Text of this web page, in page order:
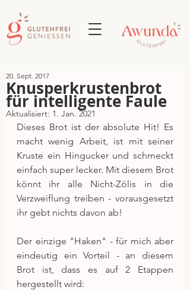
Knusperkrustenbrot
für intelligente Faule
20. Sept. 2017
Aktualisiert: 1. Jan. 2021
Dieses Brot ist der absolute Hit! Es
macht wenig Arbeit, ist mit seiner
Kruste ein Hingucker und schmeckt
einfach super lecker. Mit diesem Brot
könnt ihr alle Nicht-Zölis in die
Verzweiflung treiben - vorausgesetzt
ihr gebt nichts davon ab!
Der einzige "Haken" - für mich aber
eindeutig ein Vorteil - an diesem
Brot ist, dass es auf 2 Etappen
hergestellt wird: